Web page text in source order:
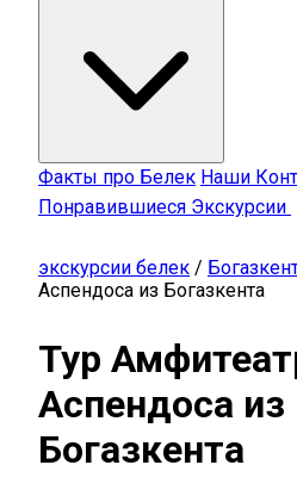
Факты про Белек Наши
Понравившиеся Экскурсии
экскурсии белек /
Аспендоса из Богазкента
Тур
Аспендоса из
Богазкента